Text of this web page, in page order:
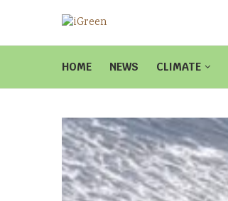
HOME NEWS CLIMATE